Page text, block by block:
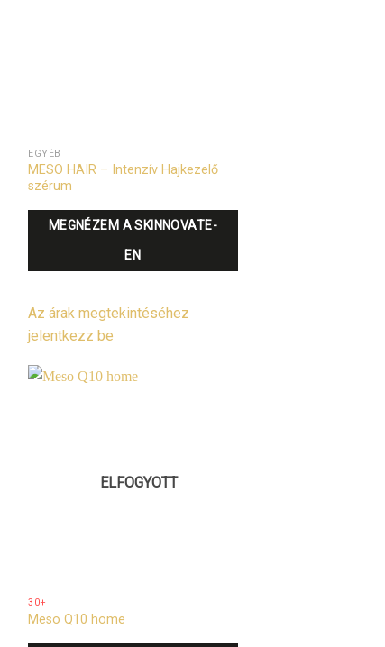
EGYÉB
MESO HAIR – Intenzív Hajkezelő
szérum
MEGNÉZEM A SKINNOVATE-
EN
Az árak megtekintéséhez
jelentkezz be
ELFOGYOTT
30+
Meso Q10 home